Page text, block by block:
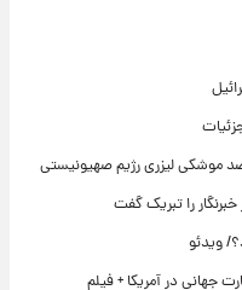
موشکی لیزری رژیم صهیونیستی
را تبریک گفت
ویدئو
جهانی در آمریکا + فیلم